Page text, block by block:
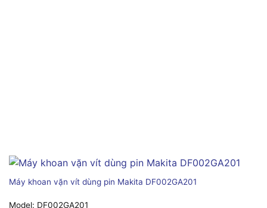
Máy khoan vặn vít dùng pin Makita DF002GA201
Model: DF002GA201